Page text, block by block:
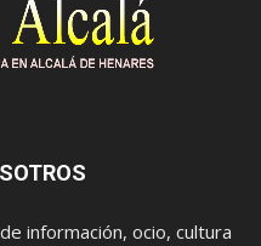
información, ocio, cultura